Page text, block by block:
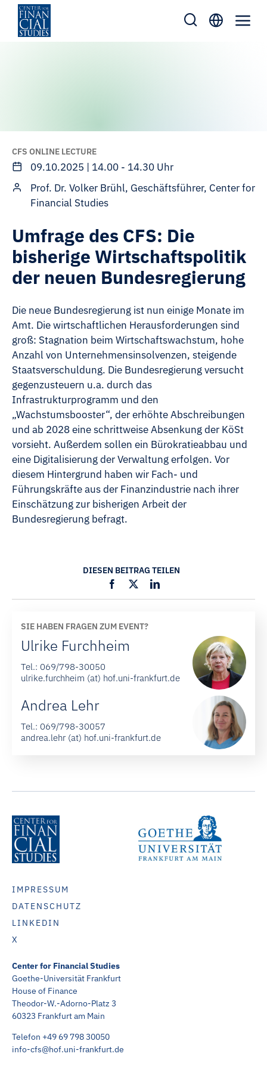
Zum
Inhalt
springen
CFS ONLINE LECTURE
09.10.2025 | 14.00 - 14.30 Uhr
Prof. Dr. Volker Brühl, Geschäftsführer, Center for
Financial Studies
Umfrage des CFS: Die
bisherige Wirtschaftspolitik
der neuen Bundesregierung
Die neue Bundesregierung ist nun einige Monate im
Amt. Die wirtschaftlichen Herausforderungen sind
groß: Stagnation beim Wirtschaftswachstum, hohe
Anzahl von Unternehmensinsolvenzen, steigende
Staatsverschuldung. Die Bundesregierung versucht
gegenzusteuern u.a. durch das
Infrastrukturprogramm und den
„Wachstumsbooster“, der erhöhte Abschreibungen
und ab 2028 eine schrittweise Absenkung der KöSt
vorsieht. Außerdem sollen ein Bürokratieabbau und
eine Digitalisierung der Verwaltung erfolgen. Vor
diesem Hintergrund haben wir Fach- und
Führungskräfte aus der Finanzindustrie nach ihrer
Einschätzung zur bisherigen Arbeit der
Bundesregierung befragt.
DIESEN BEITRAG TEILEN
SIE HABEN FRAGEN ZUM EVENT?
Ulrike Furchheim
Tel.: 069/798-30050
ulrike.furchheim (at) hof.uni-frankfurt.de
Andrea Lehr
Tel.: 069/798-30057
andrea.lehr (at) hof.uni-frankfurt.de
IMPRESSUM
DATENSCHUTZ
LINKEDIN
X
Center for Financial Studies
Goethe-Universität Frankfurt
House of Finance
Theodor-W.-Adorno-Platz 3
60323 Frankfurt am Main
Telefon +49 69 798 30050
info-cfs@hof.uni-frankfurt.de